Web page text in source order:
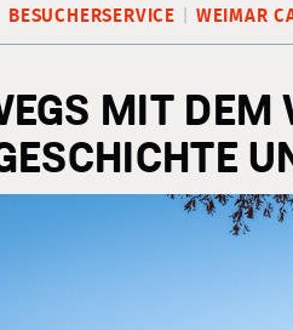
BESUCHERSERVICE WEIMAR
MIT